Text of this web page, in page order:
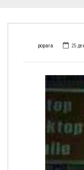
popara 25